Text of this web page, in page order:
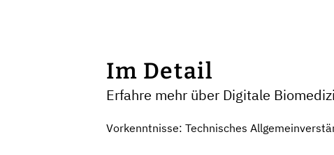
Im Detail
Erfahre mehr über Digitale
Vorkenntnisse: Technisches